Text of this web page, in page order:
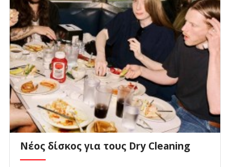
Νέος δίσκος για τους Dry Cleaning